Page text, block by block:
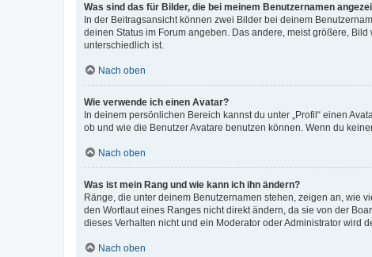
Was sind das für Bilder, die bei meinem Benutzernamen
In der Beitragsansicht können zwei Bilder bei deinem
deinen Status im Forum angeben. Das andere, meist größere,
unterschiedlich ist.
Nach oben
Wie verwende ich einen Avatar?
In deinem persönlichen Bereich kannst du unter „Profil“ einen
ob und wie die Benutzer Avatare benutzen können. Wenn du
Nach oben
Was ist mein Rang und wie kann ich ihn ändern?
Ränge, die unter deinem Benutzernamen stehen, zeigen an, wie
den Wortlaut eines Ranges nicht direkt ändern, da sie von der
dieses Verhalten nicht und ein Moderator oder Administrator wird
Nach oben